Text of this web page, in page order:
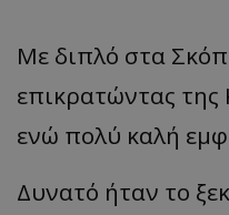
Με διπλό στα
επικρατώντας της
ενώ πολύ καλή
Δυνατό ήταν το